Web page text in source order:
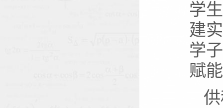
学
建
学
赋